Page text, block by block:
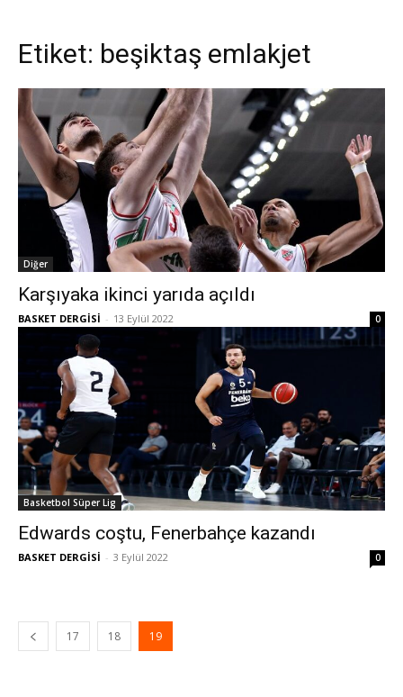
Etiket: beşiktaş emlakjet
Diğer
Karşıyaka ikinci yarıda açıldı
BASKET DERGİSİ - 13 Eylül 2022 0
Basketbol Süper Lig
Edwards coştu, Fenerbahçe kazandı
BASKET DERGİSİ - 3 Eylül 2022 0
17 18 19